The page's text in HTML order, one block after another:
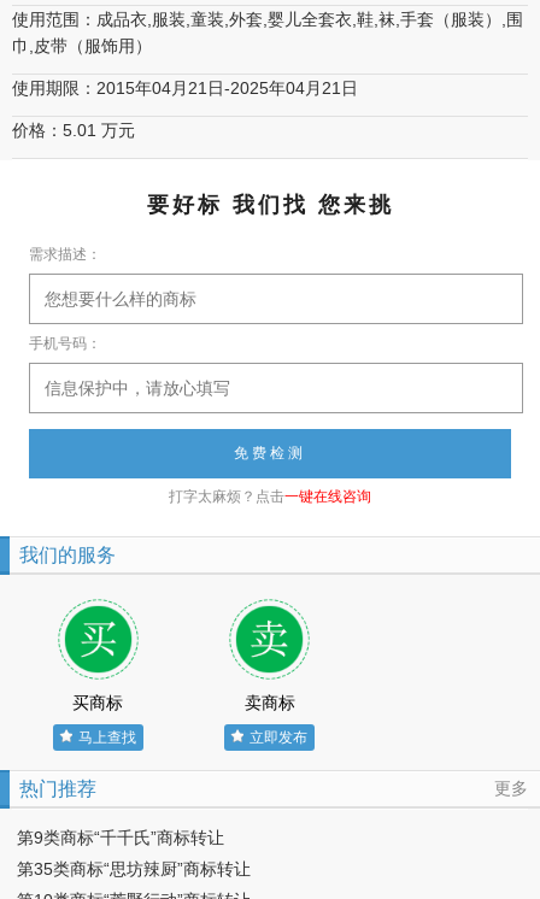
使用范围：成品衣,服装,童装,外套,婴儿全套衣,鞋,袜,手套（服装）,围
巾,皮带（服饰用）
使用期限：2015年04月21日-2025年04月21日
价格：5.01 万元
要好标 我们找 您来挑
需求描述：
手机号码：
打字太麻烦？点击一键在线咨询
我们的服务
买商标
马上查找
卖商标
立即发布
更多
热门推荐
第9类商标“千千氏”商标转让
第35类商标“思坊辣厨”商标转让